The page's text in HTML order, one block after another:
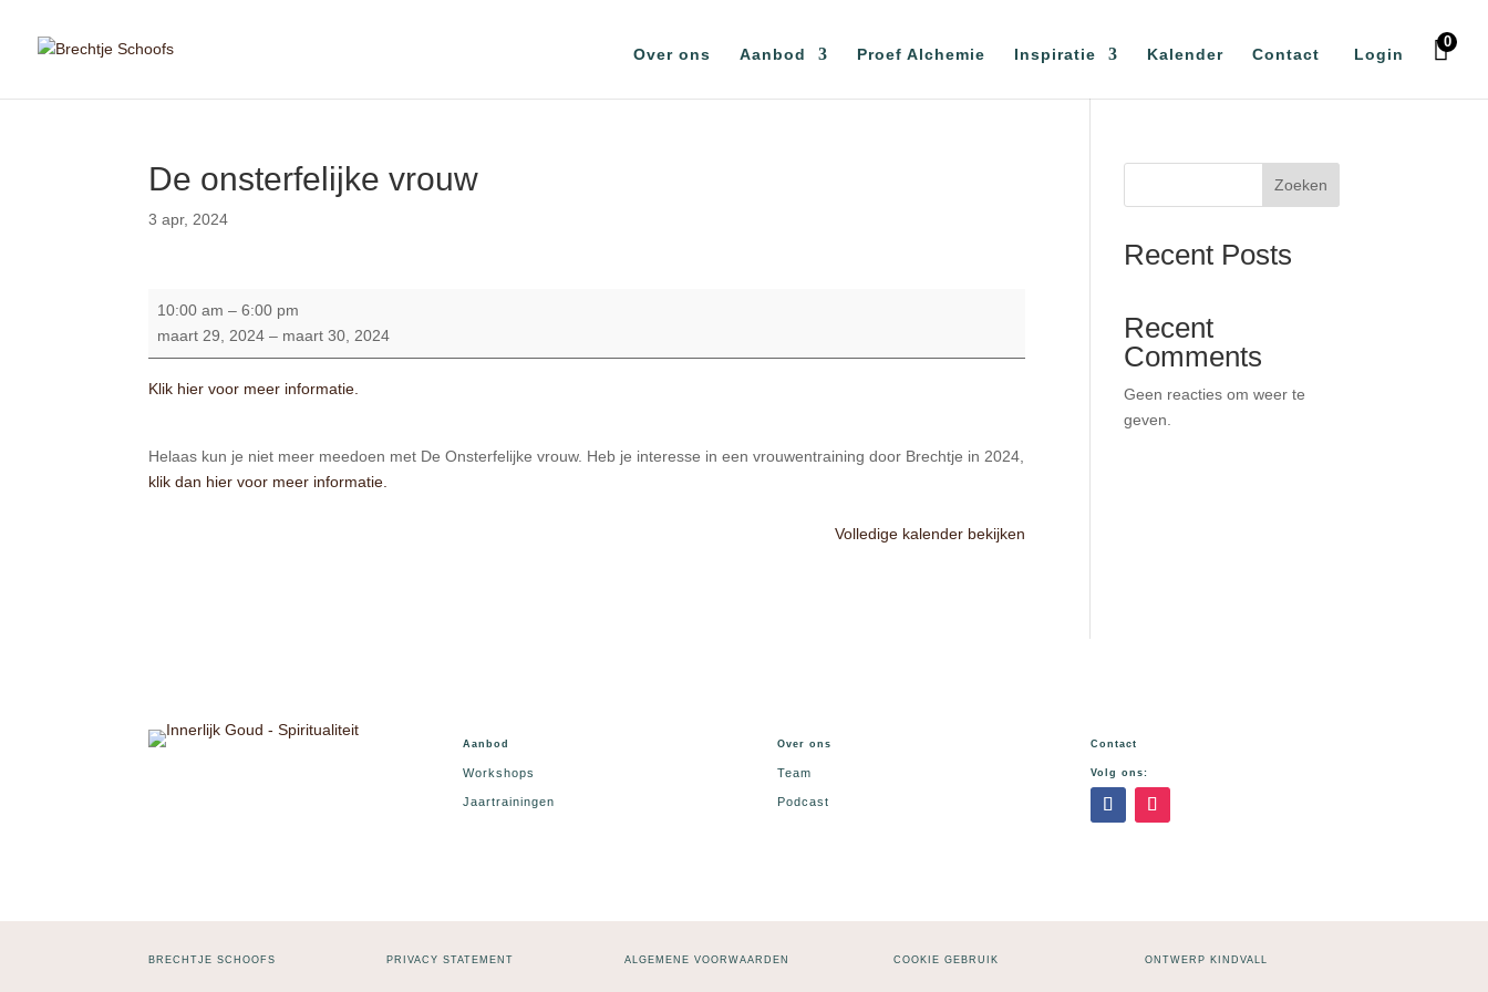
Over ons Aanbod Proef Alchemie Inspiratie Kalender Contact Login
0
De onsterfelijke vrouw
3 apr, 2024
10:00 am –6:00 pm
maart 29, 2024 – maart 30, 2024
Klik hier voor meer informatie.
Helaas kun je niet meer meedoen met De Onsterfelijke vrouw. Heb je interesse in een vrouwentraining door Brechtje in 2024,
klik dan hier voor meer informatie.
Volledige kalender bekijken
Zoeken
Recent Posts
Recent
Comments
Geen reacties om weer te
geven.
Aanbod
Workshops
Jaartrainingen
Over ons
Team
Podcast
Contact
Volg ons:
BRECHTJE SCHOOFS PRIVACY STATEMENT ALGEMENE VOORWAARDEN COOKIE GEBRUIK ONTWERP KINDVALL